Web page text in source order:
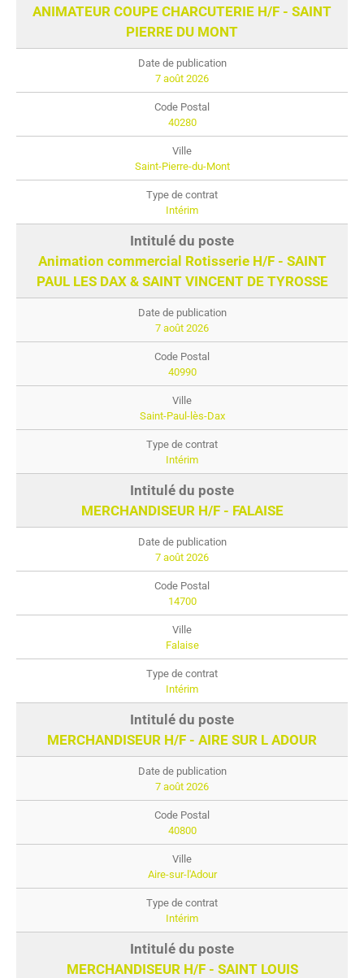
ANIMATEUR COUPE CHARCUTERIE H/F - SAINT
PIERRE DU MONT
7 août 2026
40280
Saint-Pierre-du-Mont
Intérim
Animation commercial Rotisserie H/F - SAINT
PAUL LES DAX & SAINT VINCENT DE TYROSSE
7 août 2026
40990
Saint-Paul-lès-Dax
Intérim
MERCHANDISEUR H/F - FALAISE
7 août 2026
14700
Falaise
Intérim
MERCHANDISEUR H/F - AIRE SUR L ADOUR
7 août 2026
40800
Aire-sur-l'Adour
Intérim
MERCHANDISEUR H/F - SAINT LOUIS